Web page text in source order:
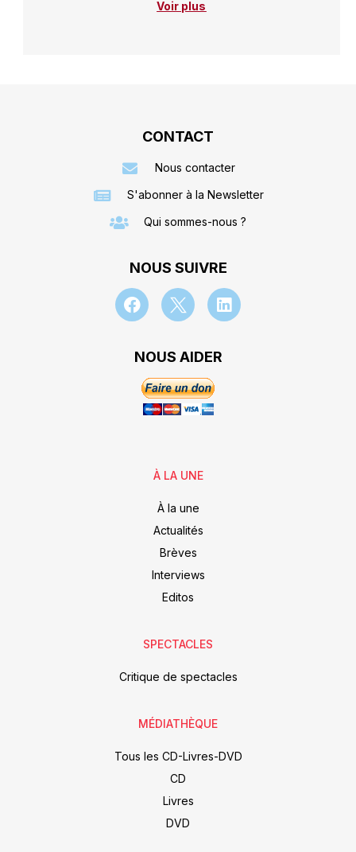
Voir plus
CONTACT
Nous contacter
S'abonner à la Newsletter
Qui sommes-nous ?
NOUS SUIVRE
NOUS AIDER
À LA UNE
À la une
Actualités
Brèves
Interviews
Editos
SPECTACLES
Critique de spectacles
MÉDIATHÈQUE
Tous les CD-Livres-DVD
CD
Livres
DVD